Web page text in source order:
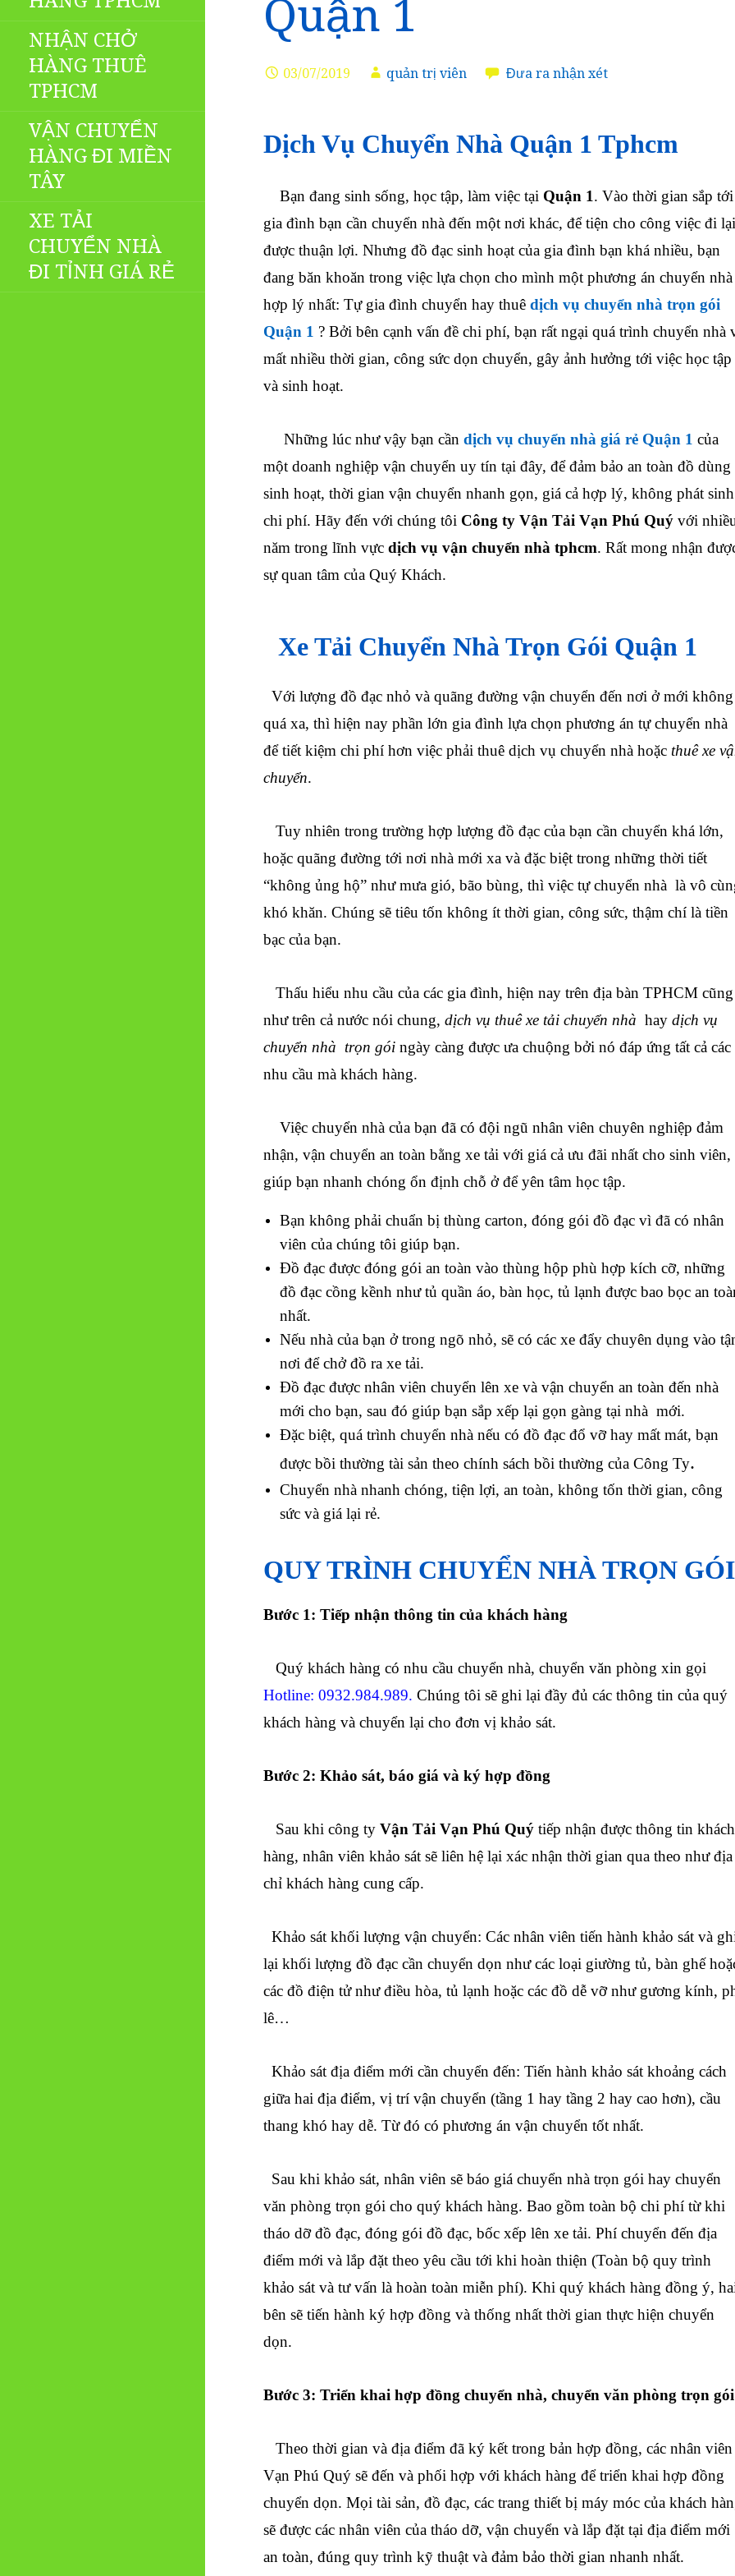
NHẬN CHỞ
HÀNG THUÊ
TPHCM
VẬN CHUYỂN
HÀNG ĐI MIỀN
TÂY
XE TẢI
CHUYỂN NHÀ
ĐI TỈNH GIÁ RẺ
Quận 1
03/07/2019 quản trị viên Đưa ra nhận xét
Dịch Vụ Chuyển Nhà Quận 1 Tphcm
Bạn đang sinh sống, học tập, làm việc tại Quận 1. Vào thời gian sắp tới
gia đình bạn cần chuyển nhà đến một nơi khác, để tiện cho công việc đi lại
được thuận lợi. Nhưng đồ đạc sinh hoạt của gia đình bạn khá nhiều, bạn
đang băn khoăn trong việc lựa chọn cho mình một phương án chuyển nhà
hợp lý nhất: Tự gia đình chuyển hay thuê dịch vụ chuyển nhà trọn gói
Quận 1 ? Bởi bên cạnh vấn đề chi phí, bạn rất ngại quá trình chuyển nhà
mất nhiều thời gian, công sức dọn chuyển, gây ảnh hưởng tới việc học tập
và sinh hoạt.
Những lúc như vậy bạn cần dịch vụ chuyển nhà giá rẻ Quận 1 của
một doanh nghiệp vận chuyển uy tín tại đây, để đảm bảo an toàn đồ dùng
sinh hoạt, thời gian vận chuyển nhanh gọn, giá cả hợp lý, không phát sinh
chi phí. Hãy đến với chúng tôi Công ty Vận Tải Vạn Phú Quý với
năm trong lĩnh vực dịch vụ vận chuyển nhà tphcm. Rất mong nhận
sự quan tâm của Quý Khách.
Xe Tải Chuyển Nhà Trọn Gói Quận 1
Với lượng đồ đạc nhỏ và quãng đường vận chuyển đến nơi ở mới không
quá xa, thì hiện nay phần lớn gia đình lựa chọn phương án tự chuyển nhà
để tiết kiệm chi phí hơn việc phải thuê dịch vụ chuyển nhà hoặc thuê xe
chuyển.
Tuy nhiên trong trường hợp lượng đồ đạc của bạn cần chuyển khá lớn,
hoặc quãng đường tới nơi nhà mới xa và đặc biệt trong những thời tiết
“không ủng hộ” như mưa gió, bão bùng, thì việc tự chuyển nhà là vô
khó khăn. Chúng sẽ tiêu tốn không ít thời gian, công sức, thậm chí là tiền
bạc của bạn.
Thấu hiểu nhu cầu của các gia đình, hiện nay trên địa bàn TPHCM cũng
như trên cả nước nói chung, dịch vụ thuê xe tải chuyển nhà hay dịch vụ
chuyển nhà trọn gói ngày càng được ưa chuộng bởi nó đáp ứng tất cả các
nhu cầu mà khách hàng.
Việc chuyển nhà của bạn đã có đội ngũ nhân viên chuyên nghiệp đảm
nhận, vận chuyển an toàn bằng xe tải với giá cả ưu đãi nhất cho sinh viên,
giúp bạn nhanh chóng ổn định chỗ ở để yên tâm học tập.
Bạn không phải chuẩn bị thùng carton, đóng gói đồ đạc vì đã có nhân
viên của chúng tôi giúp bạn.
Đồ đạc được đóng gói an toàn vào thùng hộp phù hợp kích cỡ, những
đồ đạc cồng kềnh như tủ quần áo, bàn học, tủ lạnh được bao bọc an
nhất.
Nếu nhà của bạn ở trong ngõ nhỏ, sẽ có các xe đẩy chuyên dụng vào
nơi để chở đồ ra xe tải.
Đồ đạc được nhân viên chuyển lên xe và vận chuyển an toàn đến nhà
mới cho bạn, sau đó giúp bạn sắp xếp lại gọn gàng tại nhà mới.
Đặc biệt, quá trình chuyển nhà nếu có đồ đạc đổ vỡ hay mất mát, bạn
được bồi thường tài sản theo chính sách bồi thường của Công Ty.
Chuyển nhà nhanh chóng, tiện lợi, an toàn, không tốn thời gian, công
sức và giá lại rẻ.
QUY TRÌNH CHUYỂN NHÀ TRỌN GÓI
Bước 1: Tiếp nhận thông tin của khách hàng
Quý khách hàng có nhu cầu chuyển nhà, chuyển văn phòng xin gọi
Hotline: 0932.984.989. Chúng tôi sẽ ghi lại đầy đủ các thông tin của quý
khách hàng và chuyển lại cho đơn vị khảo sát.
Bước 2: Khảo sát, báo giá và ký hợp đồng
Sau khi công ty Vận Tải Vạn Phú Quý tiếp nhận được thông tin khách
hàng, nhân viên khảo sát sẽ liên hệ lại xác nhận thời gian qua theo như địa
chỉ khách hàng cung cấp.
Khảo sát khối lượng vận chuyển: Các nhân viên tiến hành khảo sát và
lại khối lượng đồ đạc cần chuyển dọn như các loại giường tủ, bàn ghế
các đồ điện tử như điều hòa, tủ lạnh hoặc các đồ dễ vỡ như gương kính,
lê…
Khảo sát địa điểm mới cần chuyển đến: Tiến hành khảo sát khoảng cách
giữa hai địa điểm, vị trí vận chuyển (tầng 1 hay tầng 2 hay cao hơn), cầu
thang khó hay dễ. Từ đó có phương án vận chuyển tốt nhất.
Sau khi khảo sát, nhân viên sẽ báo giá chuyển nhà trọn gói hay chuyển
văn phòng trọn gói cho quý khách hàng. Bao gồm toàn bộ chi phí từ khi
tháo dỡ đồ đạc, đóng gói đồ đạc, bốc xếp lên xe tải. Phí chuyển đến địa
điểm mới và lắp đặt theo yêu cầu tới khi hoàn thiện (Toàn bộ quy trình
khảo sát và tư vấn là hoàn toàn miễn phí). Khi quý khách hàng đồng ý,
bên sẽ tiến hành ký hợp đồng và thống nhất thời gian thực hiện chuyển
dọn.
Bước 3: Triển khai hợp đồng chuyển nhà, chuyển văn phòng trọn gói
Theo thời gian và địa điểm đã ký kết trong bản hợp đồng, các nhân viên
Vạn Phú Quý sẽ đến và phối hợp với khách hàng để triển khai hợp đồng
chuyển dọn. Mọi tài sản, đồ đạc, các trang thiết bị máy móc của khách
sẽ được các nhân viên của tháo dỡ, vận chuyển và lắp đặt tại địa điểm mới
an toàn, đúng quy trình kỹ thuật và đảm bảo thời gian nhanh nhất.